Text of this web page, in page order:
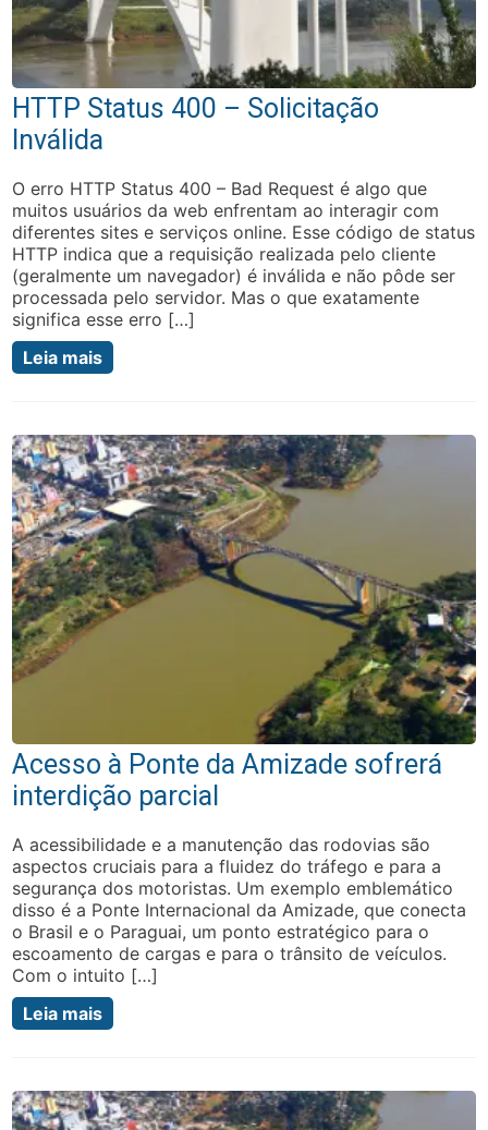
HTTP Status 400 – Solicitação
Inválida
O erro HTTP Status 400 – Bad Request é algo que
muitos usuários da web enfrentam ao interagir com
diferentes sites e serviços online. Esse código de status
HTTP indica que a requisição realizada pelo cliente
(geralmente um navegador) é inválida e não pôde ser
processada pelo servidor. Mas o que exatamente
significa esse erro […]
Leia mais
Acesso à Ponte da Amizade sofrerá
interdição parcial
A acessibilidade e a manutenção das rodovias são
aspectos cruciais para a fluidez do tráfego e para a
segurança dos motoristas. Um exemplo emblemático
disso é a Ponte Internacional da Amizade, que conecta
o Brasil e o Paraguai, um ponto estratégico para o
escoamento de cargas e para o trânsito de veículos.
Com o intuito […]
Leia mais